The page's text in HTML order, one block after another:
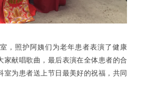
，照护阿姨们为老年患者表演了健康
家献唱歌曲，最后表演在全体患者的合
室为患者送上节日最美好的祝福，共同